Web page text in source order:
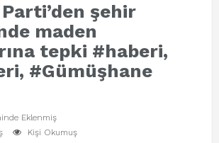
şehir
maden
tepki #haberi,
#Gümüşhane
Eklenmiş
Kişi Okumuş